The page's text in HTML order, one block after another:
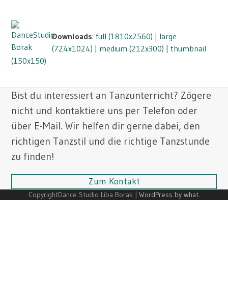
contentmobile
menu
mobile
menu
Downloads:full (1810x2560)
large
(724x1024)
medium (212x300) |thumbnail
(150x150)
Bist du interessiert an Tanzunterricht? Zögere
nicht und kontaktiere uns per Telefon oder
über E-Mail. Wir helfen dir gerne dabei, den
richtigen Tanzstil und die richtige Tanzstunde
zu finden!
Zum Kontakt
CopyrightDance Studio Liba Borak | WordPress by what.